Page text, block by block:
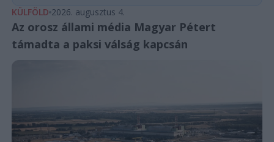
KÜLFÖLD 2026. augusztus 4.
Az orosz állami média Magyar Pétert
támadta a paksi válság kapcsán